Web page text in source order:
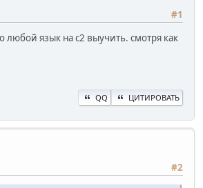
#1
любой язык на с2 выучить. смотря как
QQ ЦИТИРОВАТЬ
#2